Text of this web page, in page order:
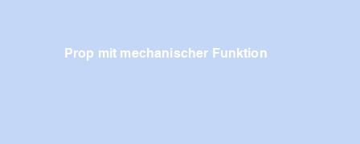
Prop mit mechanischer Funktion